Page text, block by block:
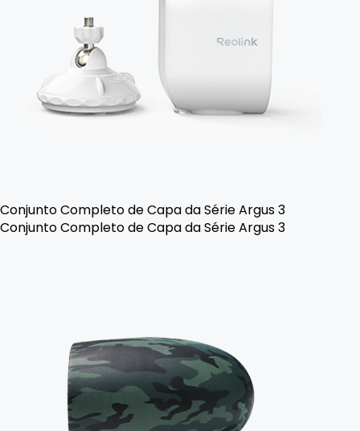
Conjunto Completo de Capa da Série Argus 3
Conjunto Completo de Capa da Série Argus 3